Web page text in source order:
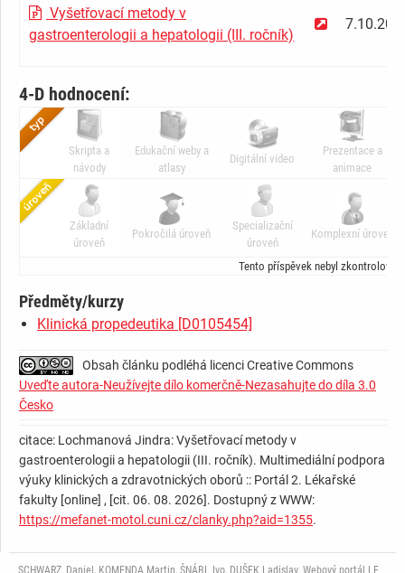
Vyšetřovací metody v
gastroenterologii a hepatologii (III. ročník)
4-D hodnocení:
Skripta a
návody
Edukační weby a
atlasy
Digitální video
Prezentace a
animace
Základní
úroveň
Pokročilá úroveň
Specializační
úroveň
Komplexní úroveň
Tento příspěvek nebyl
Předměty/kurzy
Klinická propedeutika [D0105454]
Obsah článku podléhá licenci Creative Commons
Uveďte autora-Neužívejte dílo komerčně-Nezasahujte do díla 3.0
Česko
citace: Lochmanová Jindra: Vyšetřovací metody v
gastroenterologii a hepatologii (III. ročník). Multimediální podpora
výuky klinických a zdravotnických oborů :: Portál 2. Lékařské
fakulty [online] , [cit. 06. 08. 2026]. Dostupný z WWW:
https://mefanet-motol.cuni.cz/clanky.php?aid=1355.